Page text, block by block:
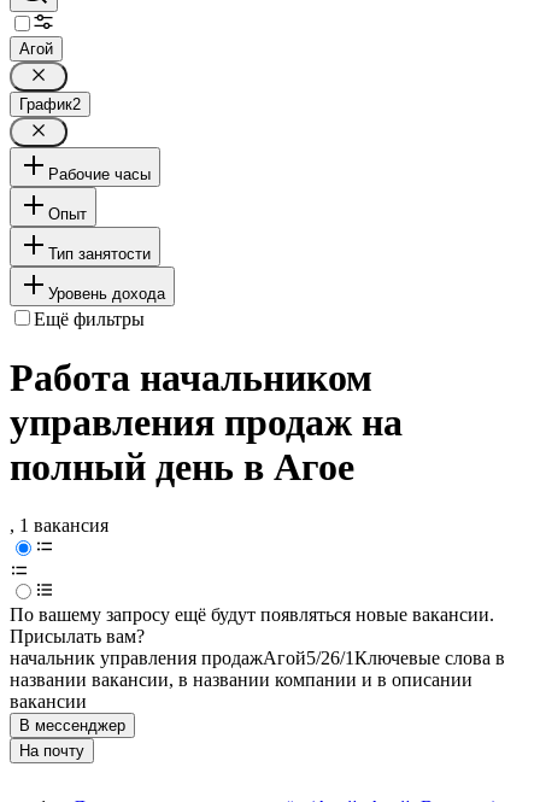
Агой
График2
Рабочие часы
Опыт
Тип занятости
Уровень дохода
Ещё фильтры
Работа начальником
управления продаж на
полный день в Агое
, 1 вакансия
По вашему запросу ещё будут появляться новые вакансии.
Присылать вам?
начальник управления продажАгой5/26/1Ключевые слова в
названии вакансии, в названии компании и в описании
вакансии
В мессенджер
На почту